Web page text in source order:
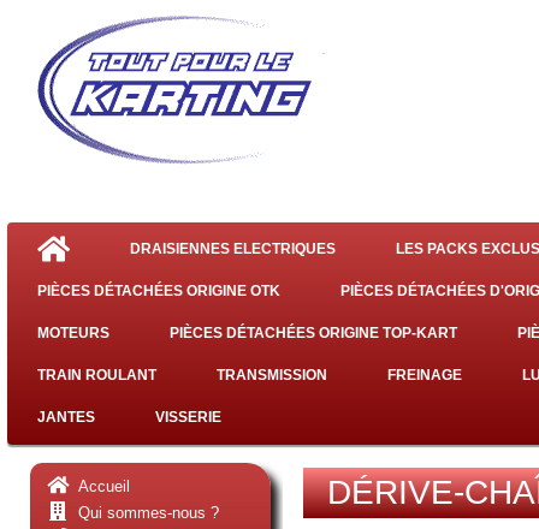
DRAISIENNES ELECTRIQUES LES PACKS
PIÈCES DÉTACHÉES ORIGINE OTK PIÈCES DÉTACHÉES
MOTEURS PIÈCES DÉTACHÉES ORIGINE TOP-KART
TRAIN ROULANT TRANSMISSION FREINAGE
JANTES VISSERIE
Accueil
Qui sommes-nous ?
DÉRIVE-